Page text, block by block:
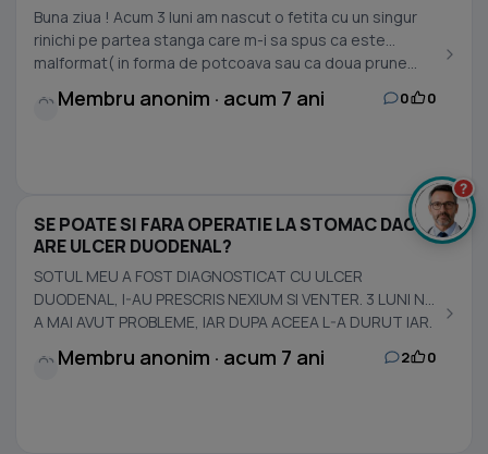
Buna ziua ! Acum 3 luni am nascut o fetita cu un singur
rinichi pe partea stanga care m-i sa spus ca este
malformat( in forma de potcoava sau ca doua prune...
Membru anonim · acum 7 ani 0 0
SE POATE SI FARA OPERATIE LA STOMAC DACA
ARE ULCER DUODENAL?
SOTUL MEU A FOST DIAGNOSTICAT CU ULCER
DUODENAL, I-AU PRESCRIS NEXIUM SI VENTER. 3 LUNI NU
A MAI AVUT PROBLEME, IAR DUPA ACEEA L-A DURUT IAR.
Membru anonim · acum 7 ani 2 0
?